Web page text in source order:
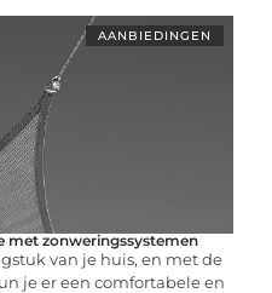
AANBIEDINGEN
met zonweringssystemen
van je huis, en met de
je er een comfortabele en